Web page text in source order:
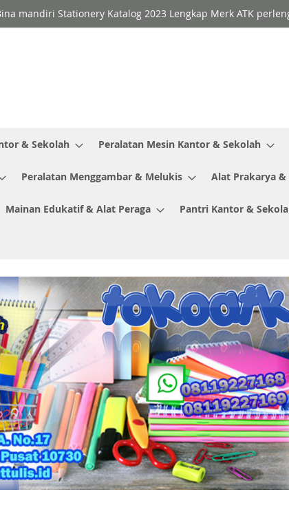
mandiri Stationery Katalog 2023 Lengkap Merk ATK
& Sekolah Peralatan Mesin Kantor & Sekolah
Peralatan Menggambar & Melukis Alat Prakarya &
Mainan Edukatif & Alat Peraga Pantri Kantor &